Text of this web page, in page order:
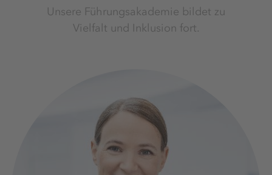
Unsere Führungsakademie bildet zu
Vielfalt und Inklusion fort.